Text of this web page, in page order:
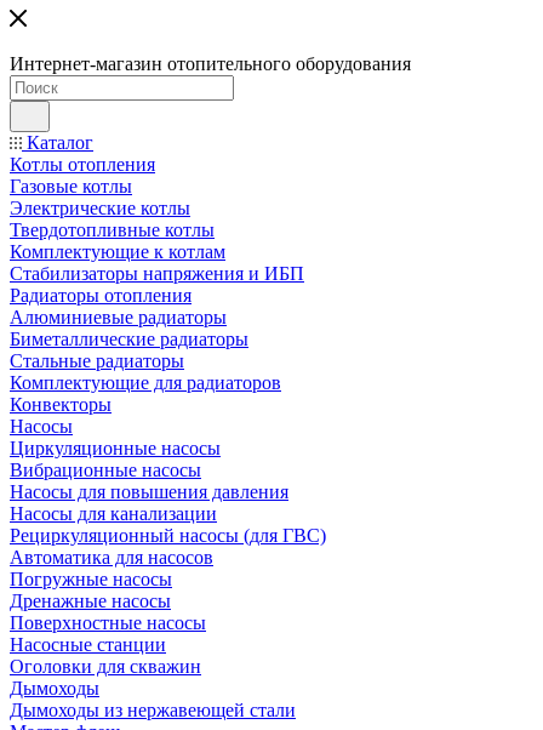
Интернет-магазин отопительного оборудования
Каталог
Котлы отопления
Газовые котлы
Электрические котлы
Твердотопливные котлы
Комплектующие к котлам
Стабилизаторы напряжения и ИБП
Радиаторы отопления
Алюминиевые радиаторы
Биметаллические радиаторы
Стальные радиаторы
Комплектующие для радиаторов
Конвекторы
Насосы
Циркуляционные насосы
Вибрационные насосы
Насосы для повышения давления
Насосы для канализации
Рециркуляционный насосы (для ГВС)
Автоматика для насосов
Погружные насосы
Дренажные насосы
Поверхностные насосы
Насосные станции
Оголовки для скважин
Дымоходы
Дымоходы из нержавеющей стали